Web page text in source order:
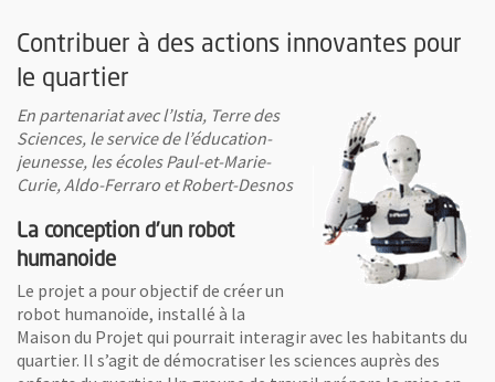
Contribuer à des actions innovantes pour
le quartier
En partenariat avec l’Istia, Terre des
Sciences, le service de l’éducation-
jeunesse, les écoles Paul-et-Marie-
Curie, Aldo-Ferraro et Robert-Desnos
La conception d’un robot
humanoide
Le projet a pour objectif de créer un
robot humanoïde, installé à la
Maison du Projet qui pourrait interagir avec les habitants du
quartier. Il s’agit de démocratiser les sciences auprès des